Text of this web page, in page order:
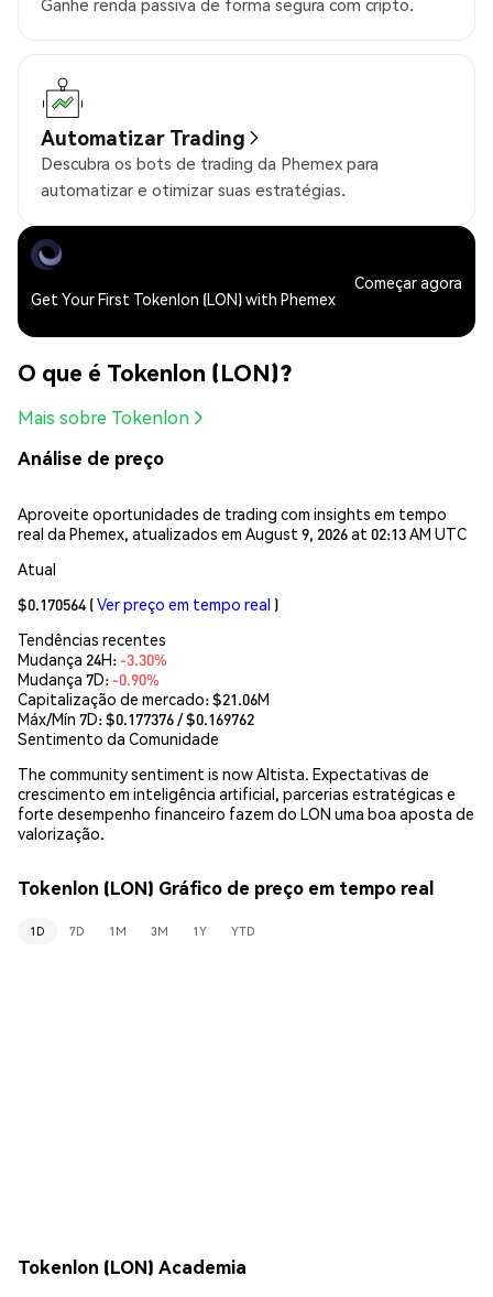
Ganhe renda passiva de forma segura com cripto.
Automatizar Trading
Descubra os bots de trading da Phemex para
automatizar e otimizar suas estratégias.
Get Your First Tokenlon (LON) with Phemex
Começar agora
O que é Tokenlon (LON)?
Mais sobre Tokenlon
Análise de preço
Aproveite oportunidades de trading com insights em tempo
real da Phemex, atualizados em August 9, 2026 at 02:13 AM UTC
Atual
$0.170564 (Ver preço em tempo real )
Tendências recentes
Mudança 24H: -3.30%
Mudança 7D: -0.90%
Capitalização de mercado:$21.06M
Máx/Mín 7D: $0.177376/ $0.169762
Sentimento da Comunidade
The community sentiment is now Altista. Expectativas de
crescimento em inteligência artificial, parcerias estratégicas e
forte desempenho financeiro fazem do LON uma boa aposta de
valorização.
Tokenlon (LON) Gráfico de preço em tempo real
1D 7D 1M 3M 1Y YTD
Tokenlon (LON) Academia